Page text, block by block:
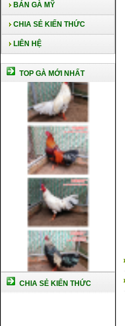
BÁN GÀ MỸ
CHIA SẺ KIẾN THỨC
LIÊN HỆ
TOP GÀ MỚI NHẤT
CHIA SẺ KIẾN THỨC